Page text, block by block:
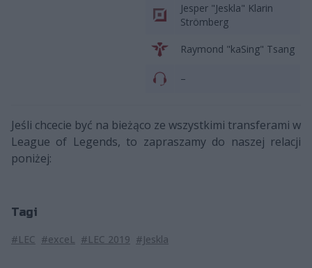
Jesper "Jeskla" Klarin
Strömberg
Raymond "kaSing" Tsang
–
Jeśli chcecie być na bieżąco ze wszystkimi transferami w
League of Legends, to zapraszamy do naszej relacji
poniżej:
Tagi
#LEC #exceL #LEC 2019 #Jeskla